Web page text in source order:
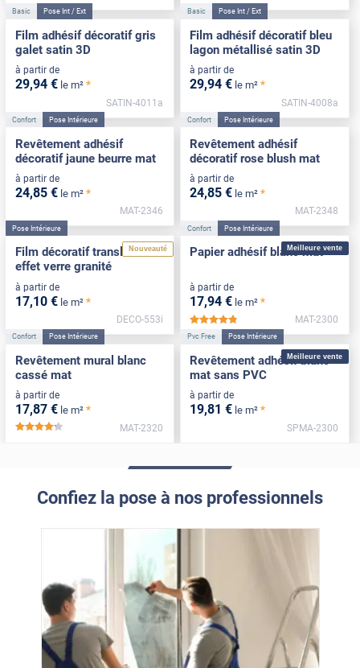
Basic Pose Int / Ext
Film adhésif décoratif gris
galet satin 3D
à partir de
29,94 € le m² *
SATIN-4011a
Basic Pose Int / Ext
Film adhésif décoratif bleu
lagon métallisé satin 3D
à partir de
29,94 € le m² *
SATIN-4008a
Confort Pose Intérieure
Revêtement adhésif
décoratif jaune beurre mat
à partir de
24,85 € le m² *
MAT-2346
Confort Pose Intérieure
Revêtement adhésif
décoratif rose blush mat
à partir de
24,85 € le m² *
MAT-2348
Nouveauté
Pose Intérieure
Film décoratif translucide
effet verre granité
à partir de
17,10 € le m² *
DECO-553i
Meilleure vente
Confort Pose Intérieure
Papier adhésif blanc mat
à partir de
17,94 € le m² *
*****
MAT-2300
Confort Pose Intérieure
Revêtement mural blanc
cassé mat
à partir de
17,87 € le m² *
*****
MAT-2320
Meilleure vente
Pvc Free Pose Intérieure
Revêtement adhésif blanc
mat sans PVC
à partir de
19,81 € le m² *
SPMA-2300
Confiez la pose à nos professionnels